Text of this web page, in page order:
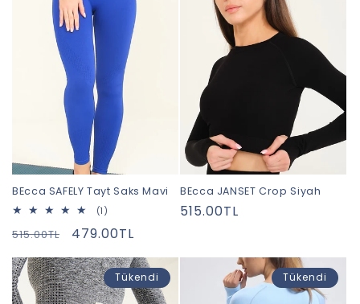
BEcca SAFELY Tayt Saks Mavi
(1)
değerlendirme
Normal
fiyat
515.00TL
İndirimli
fiyat
479.00TL
BEcca JANSET Crop Siyah
Normal
515.00TL
Tükendi Tükendi